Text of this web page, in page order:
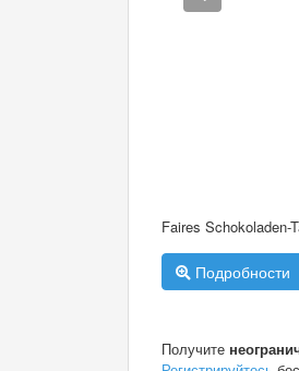
Faires Schokoladen-
Подробности
Получите